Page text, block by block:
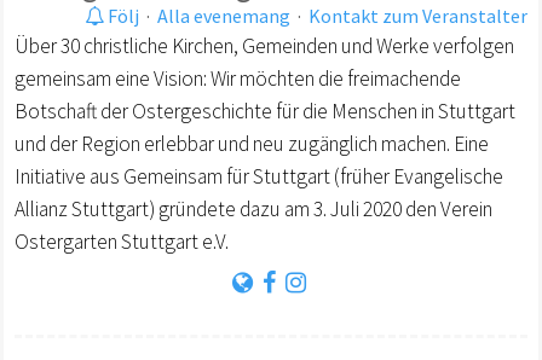
Följ · Alla evenemang · Kontakt zum Veranstalter
Über 30 christliche Kirchen, Gemeinden und Werke verfolgen
gemeinsam eine Vision: Wir möchten die freimachende
Botschaft der Ostergeschichte für die Menschen in Stuttgart
und der Region erlebbar und neu zugänglich machen. Eine
Initiative aus Gemeinsam für Stuttgart (früher Evangelische
Allianz Stuttgart) gründete dazu am 3. Juli 2020 den Verein
Ostergarten Stuttgart e.V.